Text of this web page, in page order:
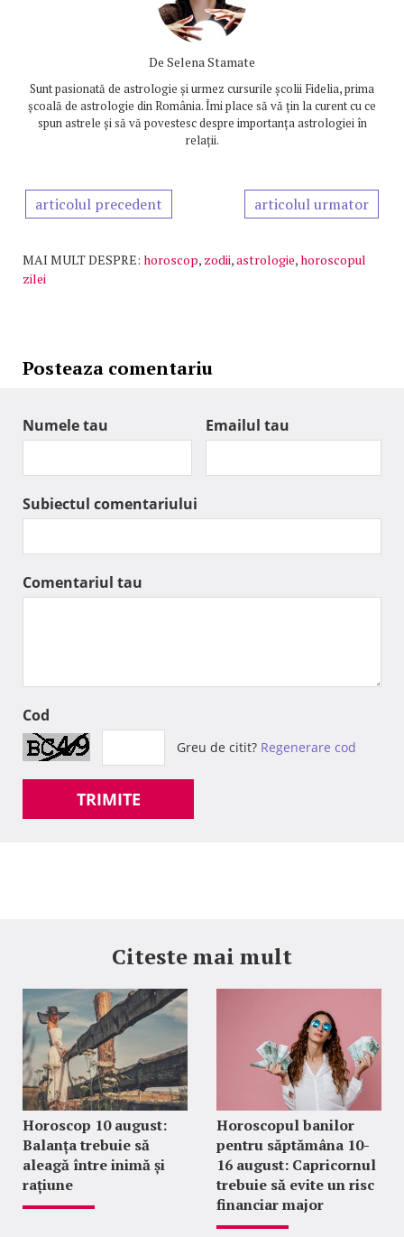
De Selena Stamate
Sunt pasionată de astrologie și urmez cursurile școlii Fidelia, prima
școală de astrologie din România. Îmi place să vă țin la curent cu ce
spun astrele și să vă povestesc despre importanța astrologiei în
relații.
articolul precedent articolul urmator
MAI MULT DESPRE: horoscop, zodii,astrologie,horoscopul
zilei
Posteaza comentariu
Numele tau Emailul tau
Subiectul comentariului
Comentariul tau
Cod
Greu de citit? Regenerare cod
TRIMITE
Citeste mai mult
Horoscop 10 august:
Balanța trebuie să
aleagă între inimă și
rațiune
Horoscopul banilor
pentru săptămâna 10-
16 august: Capricornul
trebuie să evite un risc
financiar major